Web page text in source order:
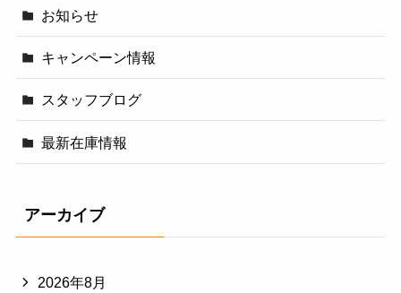
お知らせ
キャンペーン情報
スタッフブログ
最新在庫情報
アーカイブ
2026年8月